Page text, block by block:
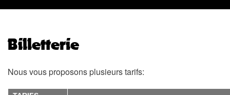
Billetterie
Nous vous proposons plusieurs tarifs: